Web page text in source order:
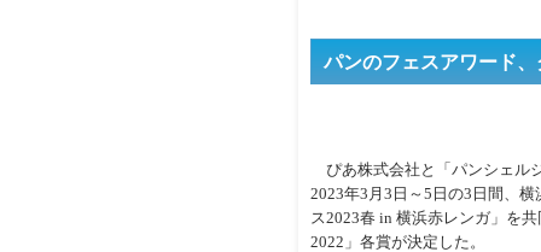
パンのフェスアワード
ぴあ株式会社と「パンシェル
2023年3月3日～5日の3日間、
ス2023春 in 横浜赤レンガ」を
2022」各賞が決定した。